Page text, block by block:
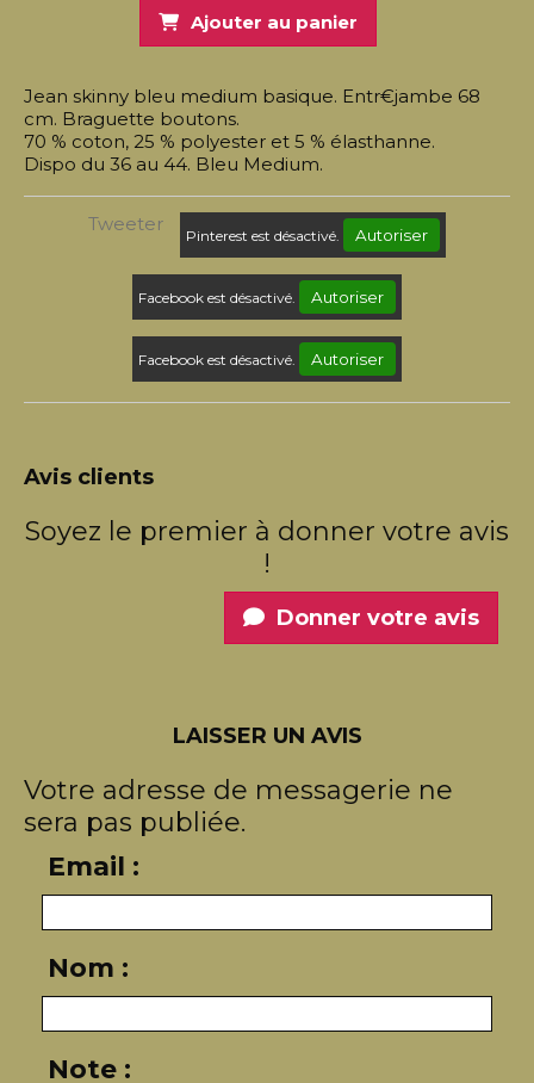
Ajouter au panier
Jean skinny bleu medium basique. Entr€jambe 68
cm. Braguette boutons.
70 % coton, 25 % polyester et 5 % élasthanne.
Dispo du 36 au 44. Bleu Medium.
Tweeter
Pinterest est désactivé. Autoriser
Facebook est désactivé. Autoriser
Facebook est désactivé. Autoriser
Avis clients
Soyez le premier à donner votre avis
!
Donner votre avis
LAISSER UN AVIS
Votre adresse de messagerie ne
sera pas publiée.
Email :
Nom :
Note :